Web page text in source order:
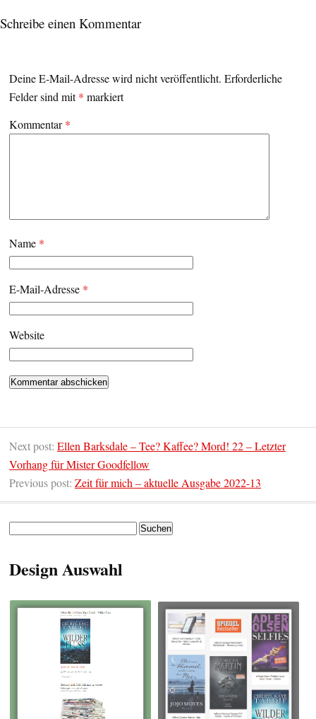
Schreibe einen Kommentar
Deine E-Mail-Adresse wird nicht veröffentlicht. Erforderliche
Felder sind mit* markiert
Kommentar*
Name *
E-Mail-Adresse *
Website
Next post: Ellen Barksdale – Tee? Kaffee? Mord! 22 – Letzter
Vorhang für Mister Goodfellow
Previous post: Zeit für mich – aktuelle Ausgabe 2022-13
Design Auswahl